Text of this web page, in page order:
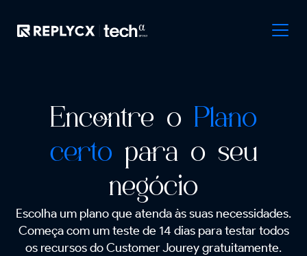
Encontre o Plano
certo para o seu
negócio
Escolha um plano que atenda às suas necessidades.
Começa com um teste de 14 dias para testar todos
os recursos do Customer Jourey gratuitamente.